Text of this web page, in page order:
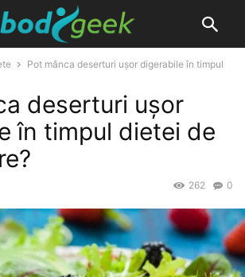
Pot mânca deserturi ușor digerabile în timpul
deserturi ușor
în timpul dietei de
0
262